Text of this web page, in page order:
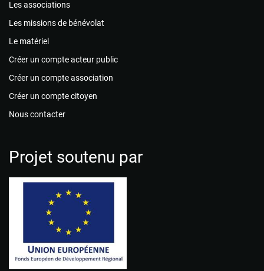
Les associations
Les missions de bénévolat
Le matériel
Créer un compte acteur public
Créer un compte association
Créer un compte citoyen
Nous contacter
Projet soutenu par